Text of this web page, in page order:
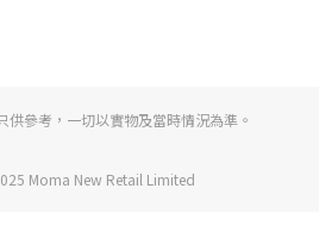
供參考，一切以實物及當時情況為準。
Moma New Retail Limited